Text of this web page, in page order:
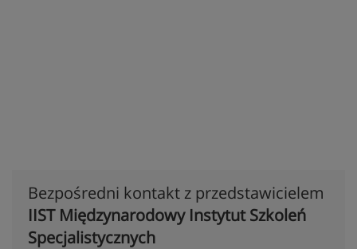
Bezpośredni kontakt z przedstawicielem
IIST Międzynarodowy Instytut Szkoleń
Specjalistycznych